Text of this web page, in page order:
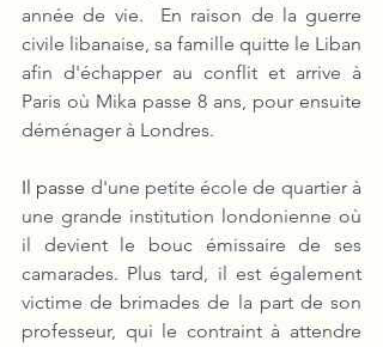
année de vie.  En raison de la guerre
civile libanaise, sa famille quitte le Liban
afin d'échapper au conflit et arrive à
Paris où Mika passe 8 ans, pour ensuite
déménager à Londres.
Il passe d'une petite école de quartier à
une grande institution londonienne où
il devient le bouc émissaire de ses
camarades. Plus tard, il est également
victime de brimades de la part de son
professeur, qui le contraint à attendre